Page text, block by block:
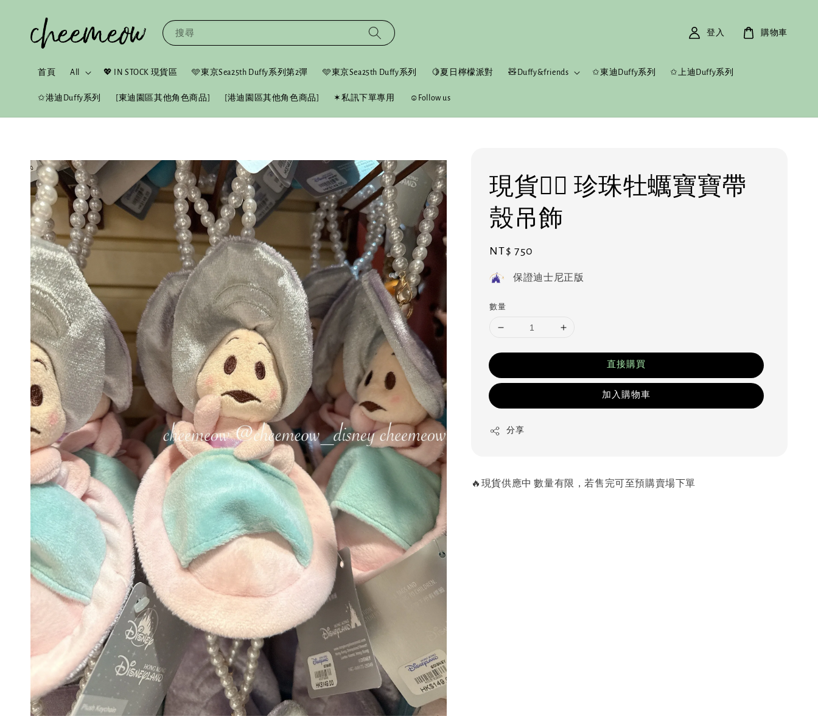
搜尋
首頁 All 💖 IN STOCK 現貨區 🩵東京Sea25th Duffy系列第2彈 🩵東京Sea25th Duffy系列 🍋夏日檸檬派對 🧸Duffy&friends ✩東迪Duffy系列 ✩上迪Duffy系列
✩港迪Duffy系列 [東迪園區其他角色商品] [港迪園區其他角色商品] ✶私訊下單專用 ☺︎Follow us
登入 購物車
現貨❤️‍🔥 珍珠牡蠣寶寶帶
殼吊飾
Regular
price
NT$ 750
保證迪士尼正版
數量
直接購買
加入購物車
分享
🔥現貨供應中 數量有限，若售完可至預購賣場下單